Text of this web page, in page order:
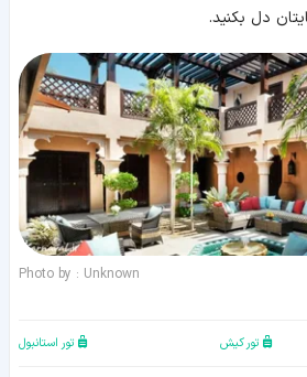
دل بکنید.
Photo by : Unknown
تور کیش تور استانبول